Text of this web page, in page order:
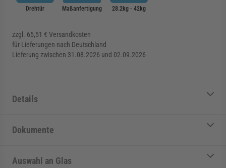
Drehtür Maßanfertigung 28.2kg - 42kg
zzgl. 65,51 € Versandkosten
für Lieferungen nach Deutschland
Lieferung zwischen 31.08.2026 und 02.09.2026
Details
Dokumente
Auswahl an Glas